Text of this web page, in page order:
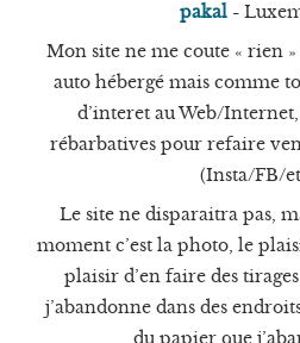
pakal -
Mon site ne me coute « rien
auto hébergé mais comme
d’interet au Web/
rébarbatives pour refaire
(Insta/FB/
Le site ne disparaitra pas,
moment c’est la photo, le
plaisir d’en faire des
j’abandonne dans des
du papier que